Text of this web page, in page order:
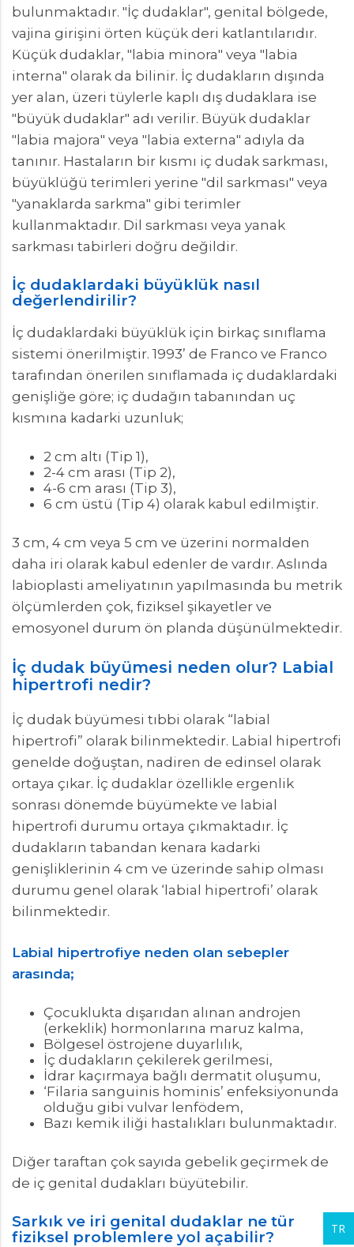
bulunmaktadır. "İç dudaklar", genital bölgede,
vajina girişini örten küçük deri katlantılarıdır.
Küçük dudaklar, "labia minora" veya "labia
interna" olarak da bilinir. İç dudakların dışında
yer alan, üzeri tüylerle kaplı dış dudaklara ise
"büyük dudaklar" adı verilir. Büyük dudaklar
"labia majora" veya "labia externa" adıyla da
tanınır. Hastaların bir kısmı iç dudak sarkması,
büyüklüğü terimleri yerine "dil sarkması" veya
"yanaklarda sarkma" gibi terimler
kullanmaktadır. Dil sarkması veya yanak
sarkması tabirleri doğru değildir.
İç dudaklardaki büyüklük nasıl
değerlendirilir?
İç dudaklardaki büyüklük için birkaç sınıflama
sistemi önerilmiştir. 1993’ de Franco ve Franco
tarafından önerilen sınıflamada iç dudaklardaki
genişliğe göre; iç dudağın tabanından uç
kısmına kadarki uzunluk;
2 cm altı (Tip 1),
2-4 cm arası (Tip 2),
4-6 cm arası (Tip 3),
6 cm üstü (Tip 4) olarak kabul edilmiştir.
3 cm, 4 cm veya 5 cm ve üzerini normalden
daha iri olarak kabul edenler de vardır. Aslında
labioplasti ameliyatının yapılmasında bu metrik
ölçümlerden çok, fiziksel şikayetler ve
emosyonel durum ön planda düşünülmektedir.
İç dudak büyümesi neden olur? Labial
hipertrofi nedir?
İç dudak büyümesi tıbbi olarak “labial
hipertrofi” olarak bilinmektedir. Labial hipertrofi
genelde doğuştan, nadiren de edinsel olarak
ortaya çıkar. İç dudaklar özellikle ergenlik
sonrası dönemde büyümekte ve labial
hipertrofi durumu ortaya çıkmaktadır. İç
dudakların tabandan kenara kadarki
genişliklerinin 4 cm ve üzerinde sahip olması
durumu genel olarak ‘labial hipertrofi’ olarak
bilinmektedir.
Labial hipertrofiye neden olan sebepler
arasında;
Çocuklukta dışarıdan alınan androjen
(erkeklik) hormonlarına maruz kalma,
Bölgesel östrojene duyarlılık,
İç dudakların çekilerek gerilmesi,
İdrar kaçırmaya bağlı dermatit oluşumu,
‘Filaria sanguinis hominis’ enfeksiyonunda
olduğu gibi vulvar lenfödem,
Bazı kemik iliği hastalıkları bulunmaktadır.
Diğer taraftan çok sayıda gebelik geçirmek de
de iç genital dudakları büyütebilir.
Sarkık ve iri genital dudaklar ne tür
fiziksel problemlere yol açabilir?
TR